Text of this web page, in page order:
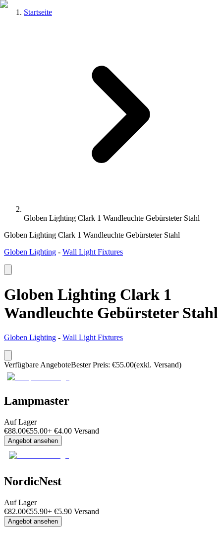
Startseite
Globen Lighting Clark 1 Wandleuchte Gebürsteter Stahl
Globen Lighting Clark 1 Wandleuchte Gebürsteter Stahl
Globen Lighting - Wall Light Fixtures
Globen Lighting Clark 1
Wandleuchte Gebürsteter Stahl
Globen Lighting - Wall Light Fixtures
Verfügbare AngeboteBester Preis: €55.00(exkl. Versand)
Lampmaster
Auf Lager
€88.00€55.00+ €4.00 Versand
Angebot ansehen
NordicNest
Auf Lager
€82.00€55.90+ €5.90 Versand
Angebot ansehen